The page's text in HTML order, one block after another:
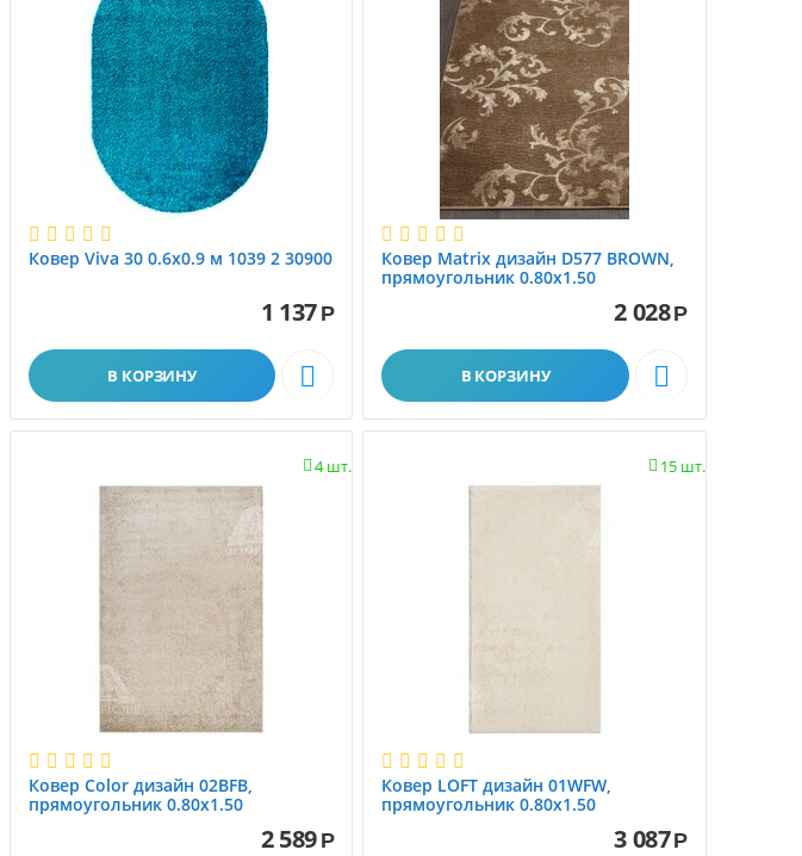
Ковер Viva 30 0.6x0.9 м 1039 2 30900
1 137 Р
В КОРЗИНУ 
Ковер Matrix дизайн D577 BROWN,
прямоугольник 0.80x1.50
2 028Р
В КОРЗИНУ 
4 шт.

Ковер Color дизайн 02BFB,
прямоугольник 0.80x1.50
2 589 Р
15 шт.

Ковер LOFT дизайн 01WFW,
прямоугольник 0.80x1.50
3 087Р